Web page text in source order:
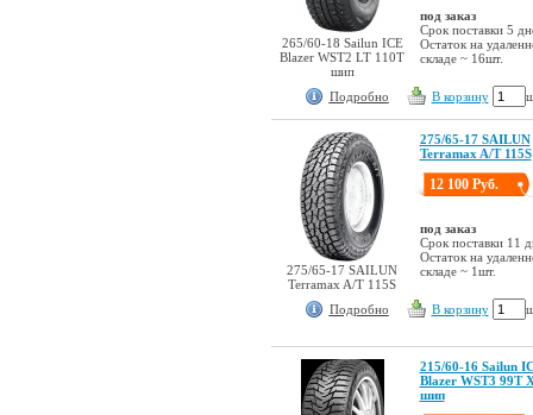
265/60-18 Sailun ICE
Blazer WST2 LT 110T
шип
под заказ
Срок поставки 5
Остаток на
складе ~ 16шт.
Подробно В корзину
275/65-17 SAILUN
Terramax A/T 115S
275/65-17 SAILUN
Terramax A/T 115S
12 100 Руб.
под заказ
Срок поставки 11
Остаток на
складе ~ 1шт.
Подробно В корзину
215/60-16 Sailun
Blazer WST3 99T
шип